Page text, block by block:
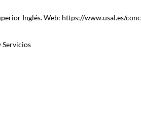
Inglés. Web: https://www.usal.es/
Servicios